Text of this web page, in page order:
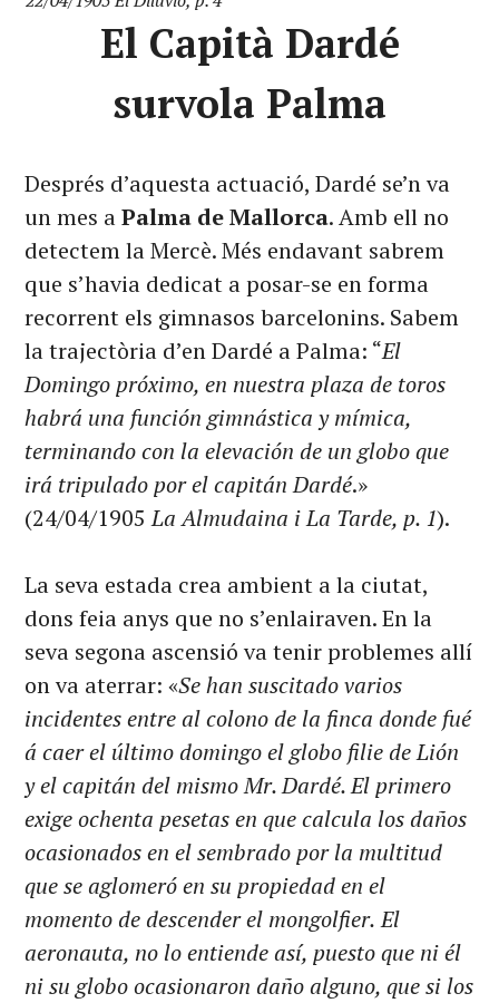
El Capità Dardé
survola Palma
Després d’aquesta actuació, Dardé se’n va
un mes aPalma de Mallorca. Amb ell no
detectem la Mercè. Més endavant sabrem
que s’havia dedicat a posar-se en forma
recorrent els gimnasos barcelonins. Sabem
la trajectòria d’en Dardé a Palma: “El
Domingo próximo, en nuestra plaza de toros
habrá una función gimnástica y mímica,
terminando con la elevación de un globo que
irá tripulado por el capitán Dardé.»
(24/04/1905 La Almudaina i La Tarde, p. 1).
La seva estada crea ambient a la ciutat,
dons feia anys que no s’enlairaven. En la
seva segona ascensió va tenir problemes allí
on va aterrar: «Se han suscitado varios
incidentes entre al colono de la finca donde fué
á caer el último domingo el globo filie de Lión
y el capitán del mismo Mr. Dardé. El primero
exige ochenta pesetas en que calcula los daños
ocasionados en el sembrado por la multitud
que se aglomeró en su propiedad en el
momento de descender el mongolfier. El
aeronauta, no lo entiende así, puesto que ni él
ni su globo ocasionaron daño alguno, que si los